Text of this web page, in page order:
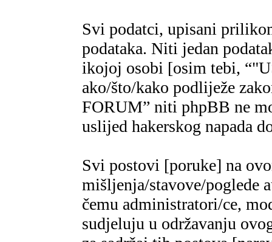
Svi podatci, upisani
podataka. Niti jedan
ikojoj osobi [osim tebi,
ako/što/kako podliježe
FORUM” niti phpBB ne
uslijed hakerskog napada
Svi postovi [poruke] na
mišljenja/stavove/poglede
čemu administratori/ce,
sudjeluju u održavanju